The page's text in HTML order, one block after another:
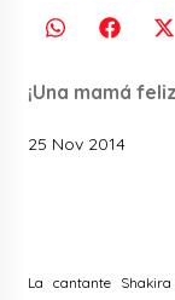
¡Una mamá
25 Nov 2014
La cantante